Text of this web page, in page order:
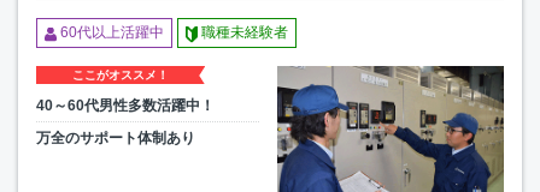
60代以上活躍中 職種未経験者
ここがオススメ！
40～60代男性多数活躍中！
万全のサポート体制あり